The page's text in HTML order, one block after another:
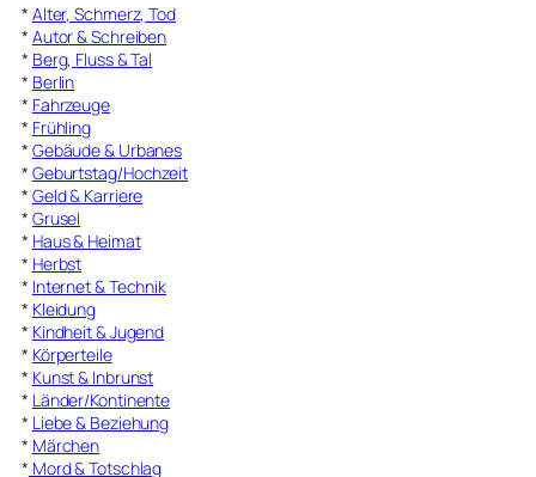
* Alter, Schmerz, Tod
* Autor & Schreiben
* Berg, Fluss & Tal
* Berlin
* Fahrzeuge
* Frühling
* Gebäude & Urbanes
* Geburtstag/Hochzeit
* Geld & Karriere
* Grusel
* Haus & Heimat
* Herbst
* Internet & Technik
* Kleidung
* Kindheit & Jugend
* Körperteile
* Kunst & Inbrunst
* Länder/Kontinente
* Liebe & Beziehung
* Märchen
* Mord & Totschlag